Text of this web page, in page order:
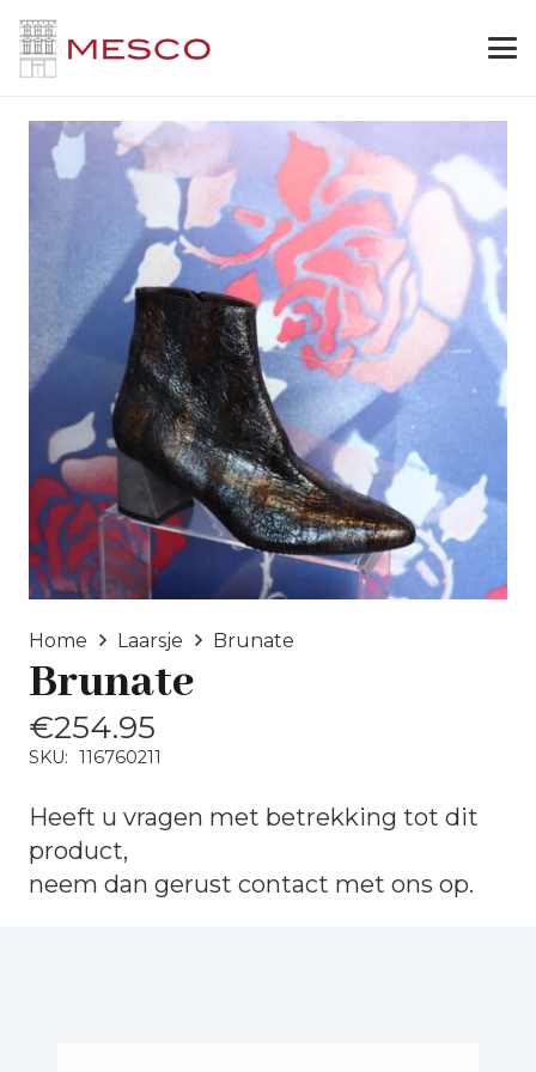
Home Laarsje Brunate
Brunate
€254.95
SKU: 116760211
Heeft u vragen met betrekking tot dit
product,
neem dan gerust contact met ons op.